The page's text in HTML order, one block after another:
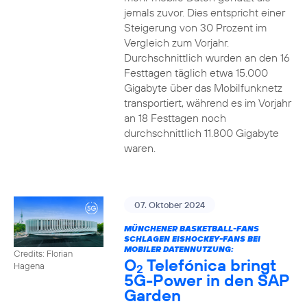
jemals zuvor. Dies entspricht einer
Steigerung von 30 Prozent im
Vergleich zum Vorjahr.
Durchschnittlich wurden an den 16
Festtagen täglich etwa 15.000
Gigabyte über das Mobilfunknetz
transportiert, während es im Vorjahr
an 18 Festtagen noch
durchschnittlich 11.800 Gigabyte
waren.
Credits: Florian
Hagena
07. Oktober 2024
MÜNCHENER BASKETBALL-FANS
SCHLAGEN EISHOCKEY-FANS BEI
MOBILER DATENNUTZUNG:
O2 Telefónica bringt
5G-Power in den SAP
Garden